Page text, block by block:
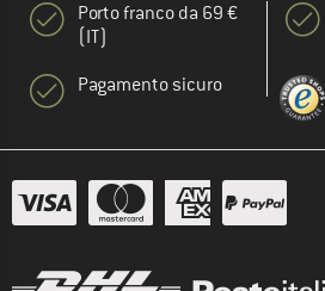
Porto franco da 69 €
(IT)
Pagamento sicuro